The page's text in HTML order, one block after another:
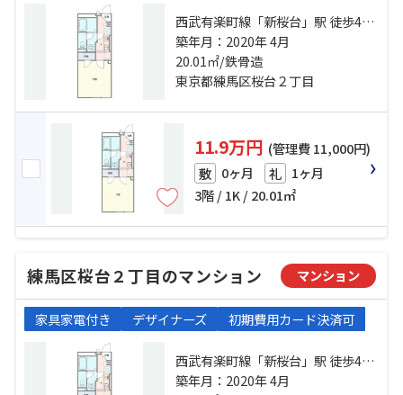
西武有楽町線「新桜台」駅 徒歩4分
西武池袋線「桜台」駅 徒歩10分 副
都心線「氷川台」駅 徒歩12分
築年月：2020年 4月
20.01㎡/鉄骨造
東京都練馬区桜台２丁目
11.9万円 (管理費 11,000円)
敷 0ヶ月 礼 1ヶ月
3階 / 1K / 20.01㎡
練馬区桜台２丁目のマンション マンション
家具家電付き デザイナーズ 初期費用カード決済可
西武有楽町線「新桜台」駅 徒歩4分
西武池袋線「桜台」駅 徒歩10分 副
築年月：2020年 4月